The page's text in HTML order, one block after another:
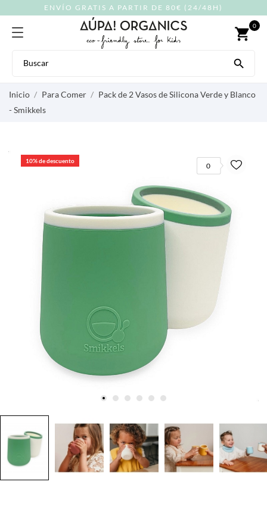
ENVÍO GRATIS A PARTIR DE 80€ (24/48H)
shopping_cart 0

Inicio Para Comer
Pack de 2 Vasos de Silicona Verde y Blanco
- Smikkels
10% de descuento
0